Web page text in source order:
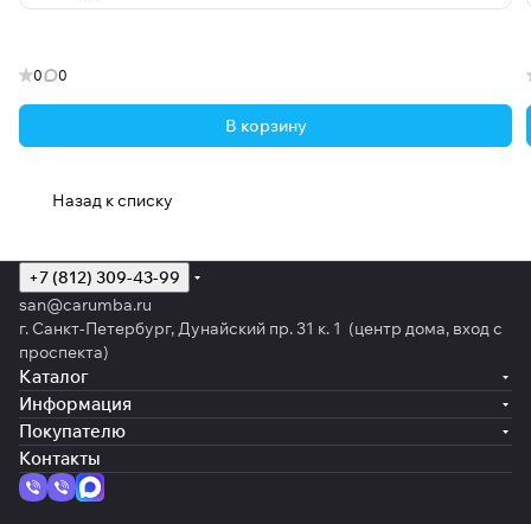
0 0
В корзину
Назад к списку
+7 (812) 309-43-99
san@carumba.ru
г. Санкт-Петербург, Дунайский пр. 31 к. 1 (центр дома, вход с
проспекта)
Каталог
Информация
Покупателю
Контакты